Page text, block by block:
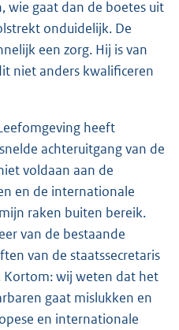
wie gaat dan de boetes uit
onduidelijk. De
een zorg. Hij is van
niet anders kwalificeren
heeft
achteruitgang van de
voldaan aan de
en de internationale
raken buiten bereik.
van de bestaande
van de staatssecretaris
wij weten dat het
gaat mislukken en
en internationale